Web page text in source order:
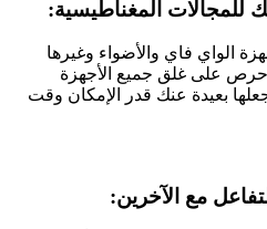
الواي فاي والأضواء وغيرها
على غلق جميع الأجهزة
اجعلها بعيدة عنك قدر الإمكان وقت